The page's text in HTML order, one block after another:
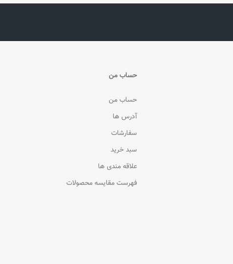
حساب من
حساب من
آدرس ها
سفارشات
سبد خرید
علاقه مندی ها
فهرست مقایسه محصولات